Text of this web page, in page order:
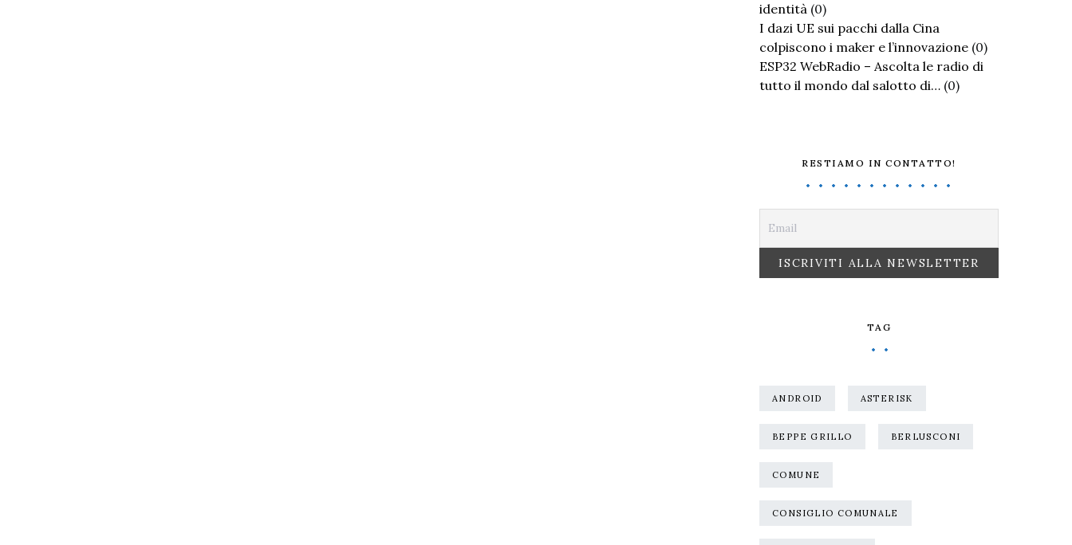
identità (0)
I dazi UE sui pacchi dalla Cina
colpiscono i maker e l’innovazione (0)
ESP32 WebRadio – Ascolta le radio di
tutto il mondo dal salotto di… (0)
RESTIAMO IN CONTATTO!
TAG
ANDROID ASTERISK
BEPPE GRILLO BERLUSCONI
COMUNE
CONSIGLIO COMUNALE